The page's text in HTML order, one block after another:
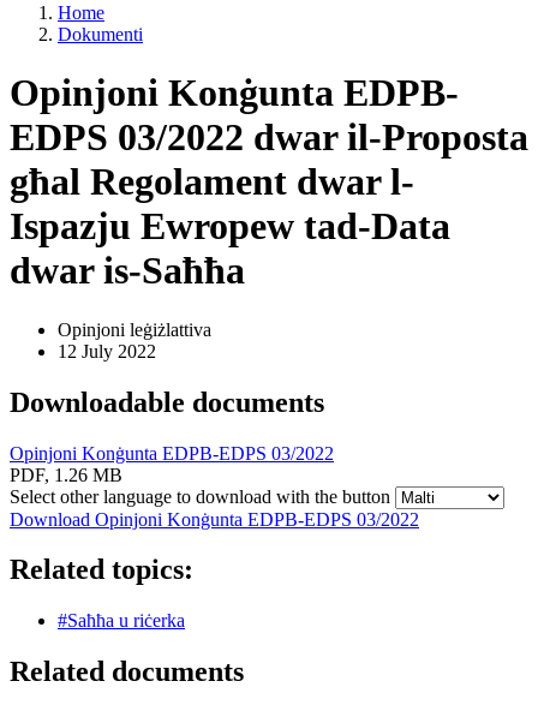
Home
Dokumenti
Opinjoni Konġunta EDPB-
EDPS 03/2022 dwar il-Proposta
għal Regolament dwar l-
Ispazju Ewropew tad-Data
dwar is-Saħħa
Opinjoni leġiżlattiva
12 July 2022
Downloadable documents
Opinjoni Konġunta EDPB-EDPS 03/2022
PDF, 1.26 MB
Select other language to download with the button
Download Opinjoni Konġunta EDPB-EDPS 03/2022
Related topics:
#Saħħa u riċerka
Related documents